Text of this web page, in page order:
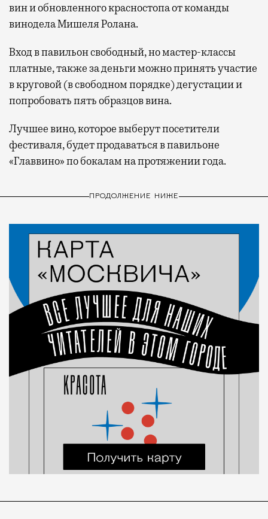
вин и обновленного красностопа от команды
винодела Мишеля Ролана.
Вход в павильон свободный, но мастер-классы
платные, также за деньги можно принять участие
в круговой (в свободном порядке) дегустации и
попробовать пять образцов вина.
Лучшее вино, которое выберут посетители
фестиваля, будет продаваться в павильоне
«Главвино» по бокалам на протяжении года.
ПРОДОЛЖЕНИЕ НИЖЕ